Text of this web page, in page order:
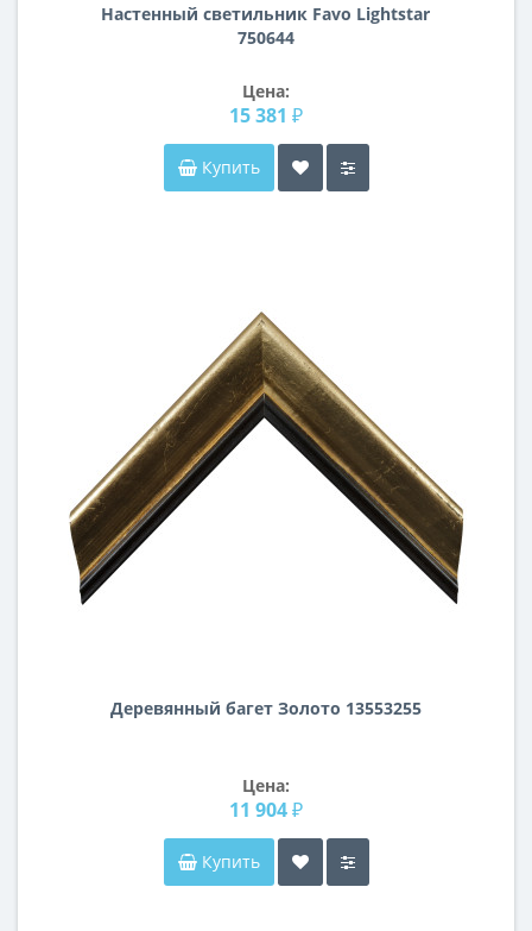
Настенный светильник Favo Lightstar
750644
Цена:
15 381 ₽
Купить
Деревянный багет Золото 13553255
Цена:
11 904 ₽
Купить